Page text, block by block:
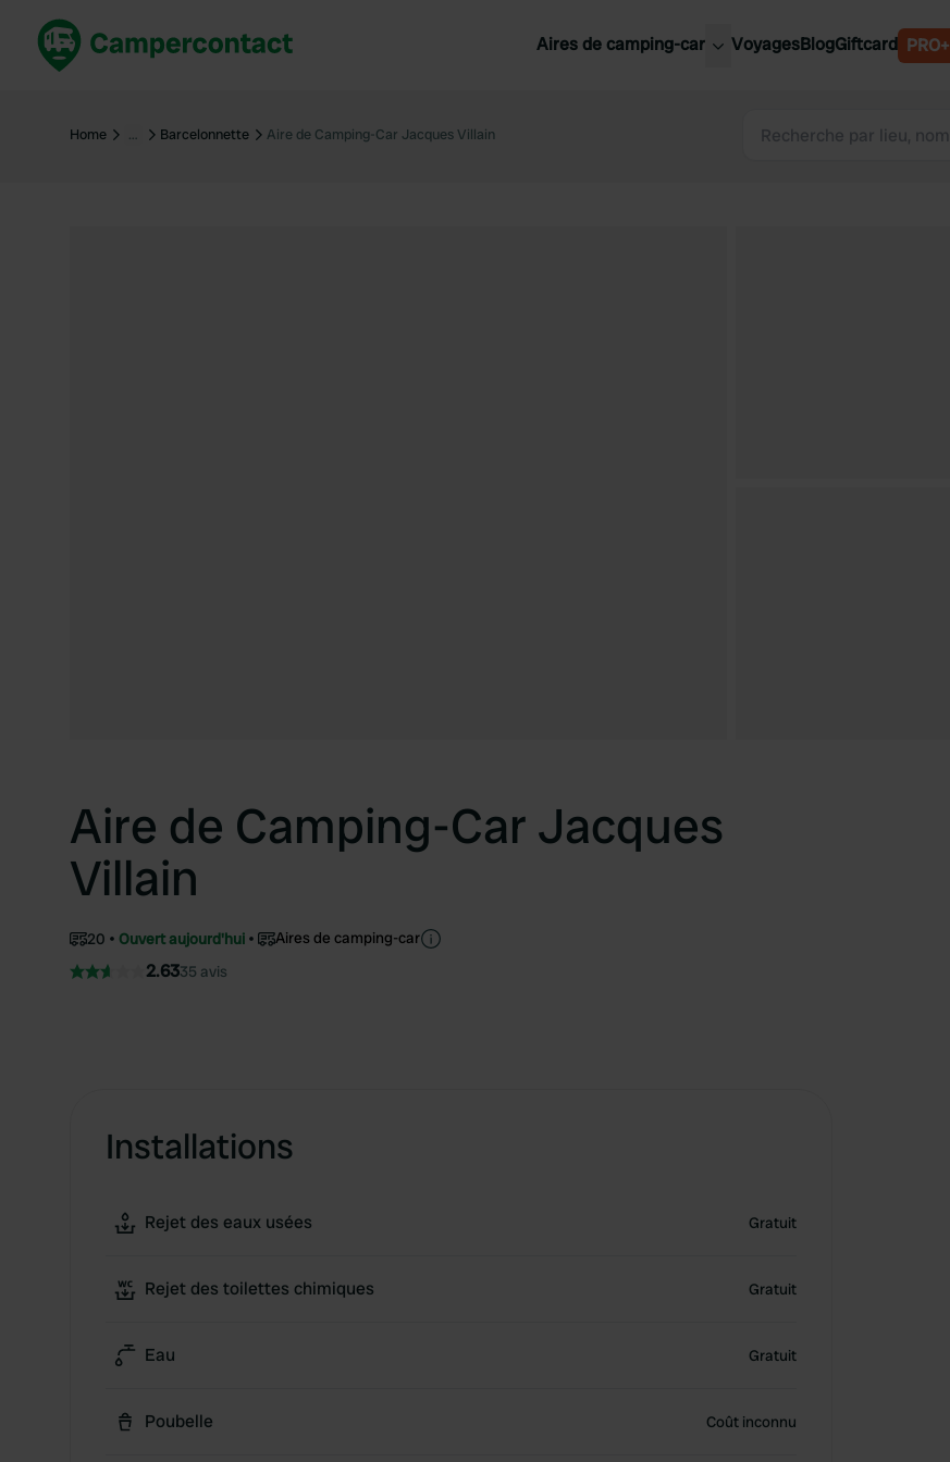
Aires de camping-car
France
France
Slovénie
VoyagesBlogGiftcard PRO+
Home … Barcelonnette Aire de Camping-Car Jacques Villain
Aire de Camping-Car Jacques
Villain
20 Ouvert aujourd'hui Aires de camping-car
2.6335 avis
Installations
Rejet des eaux usées Gratuit
Rejet des toilettes chimiques Gratuit
Eau Gratuit
Poubelle Coût inconnu